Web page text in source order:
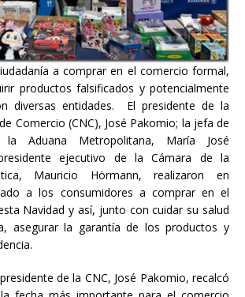
a comprar en el comercio formal,
productos falsificados y potencialmente
diversas entidades. El presidente de la
Comercio (CNC), José Pakomio; la jefa de
la Aduana Metropolitana, María José
ejecutivo de la Cámara de la
Mauricio Hörmann, realizaron en
a los consumidores a comprar en el
Navidad y así, junto con cuidar su salud
asegurar la garantía de los productos y
de la CNC, José Pakomio, recalcó